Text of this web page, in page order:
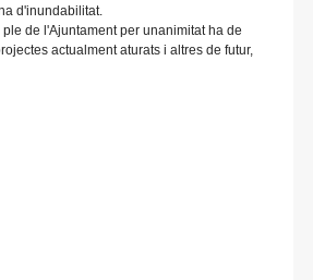
d'inundabilitat.
de l'Ajuntament per unanimitat ha de
actualment aturats i altres de futur,